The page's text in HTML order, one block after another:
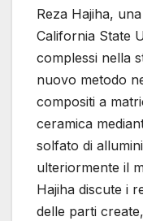
Reza Hajiha,
California State
complessi nella
nuovo metodo
compositi a
ceramica
solfato di
ulteriormente il
Hajiha discute i
delle parti